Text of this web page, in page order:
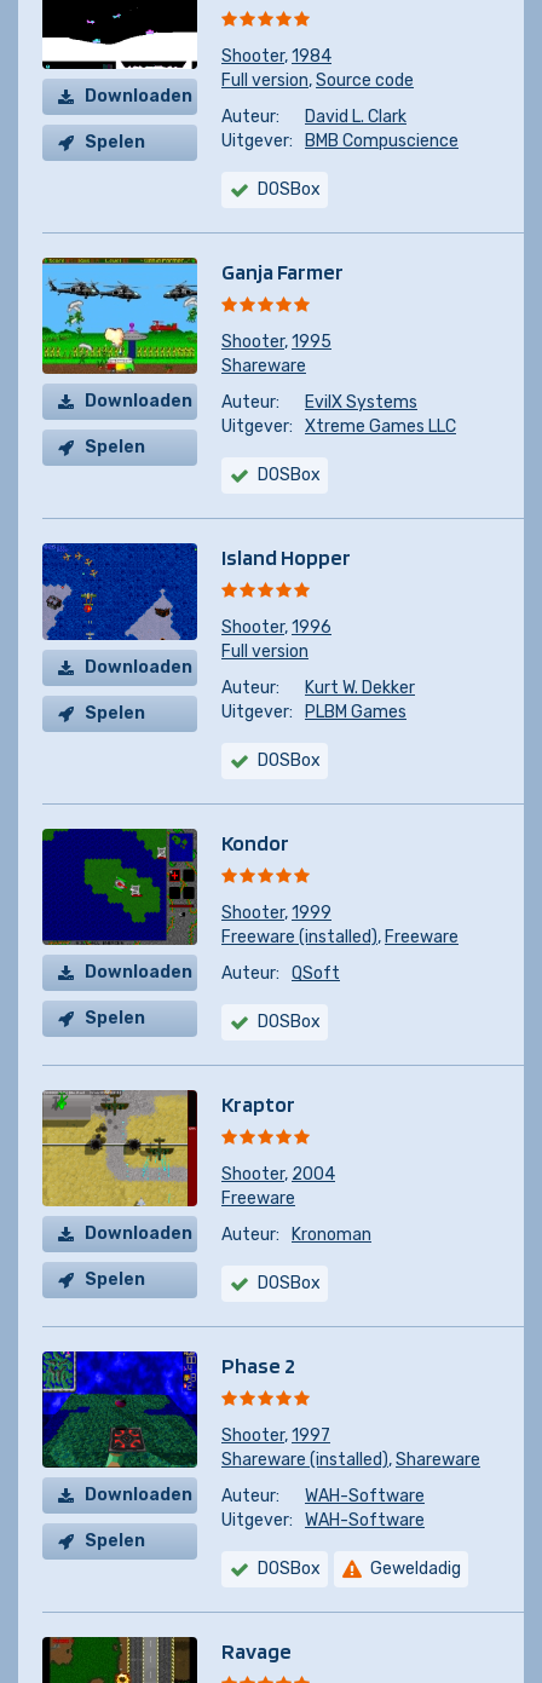
Downloaden
Spelen
Shooter,1984
Full version,Source code
Auteur:
David L. Clark
Uitgever:
BMB Compuscience
DOSBox
Downloaden
Spelen
Ganja Farmer
Shooter,1995
Shareware
Auteur:
EvilX Systems
Uitgever:
Xtreme Games LLC
DOSBox
Downloaden
Spelen
Island Hopper
Shooter,1996
Full version
Auteur:
Kurt W. Dekker
Uitgever:
PLBM Games
DOSBox
Downloaden
Spelen
Kondor
Shooter,1999
Freeware (installed), Freeware
Auteur:
QSoft
DOSBox
Downloaden
Spelen
Kraptor
Shooter, 2004
Freeware
Auteur:
Kronoman
DOSBox
Downloaden
Spelen
Phase 2
Shooter,1997
Shareware (installed),Shareware
Auteur:
WAH-Software
Uitgever:
WAH-Software
DOSBox Geweldadig
Ravage